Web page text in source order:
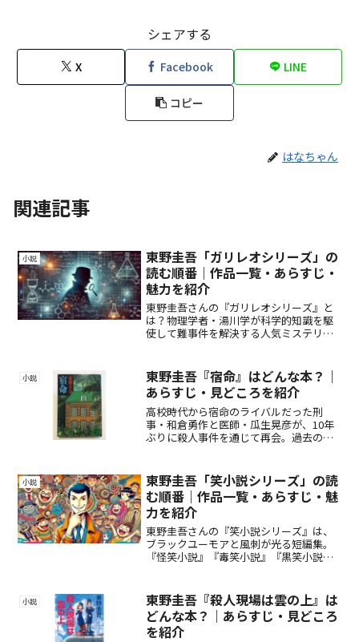
シェアする
X Facebook LINE
コピー
はなちゃん
関連記事
小説
東野圭吾「ガリレオシリーズ」の
読む順番｜作品一覧・あらすじ・
魅力を紹介
東野圭吾さんの『ガリレオシリーズ』と
は？物理学者・湯川学が科学的知識を駆
使して難事件を解決する人気ミステリ
としてもおすすめ。
小説
東野圭吾『宿命』はどんな本？｜
あらすじ・見どころを紹介
高校時代から宿命のライバルだった刑
事・和倉勇作と医師・瓜生晃彦が、10年
ぶりに殺人事件を通じて再会。過去の秘
事件の謎と人間ドラマが織り成す東野圭
吾の名作ミステリー。
小説
東野圭吾「笑小説シリーズ」の読
む順番｜作品一覧・あらすじ・魅
力を紹介
東野圭吾さんの『笑小説シリーズ』は、
ブラックユーモアと風刺が光る短編集。
『怪笑小説』『毒笑小説』『黒笑小説』
テリー好き必見の作品を紹介します。
小説
東野圭吾『殺人現場は雲の上』は
どんな本？｜あらすじ・見どころ
を紹介